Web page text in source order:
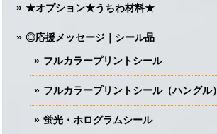
★オプション★うちわ材料★
◎応援メッセージ｜シール品
フルカラープリントシール
フルカラープリントシール（ハングル）
蛍光・ホログラムシール